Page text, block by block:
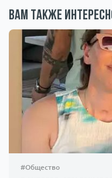
Вам также
#Общество